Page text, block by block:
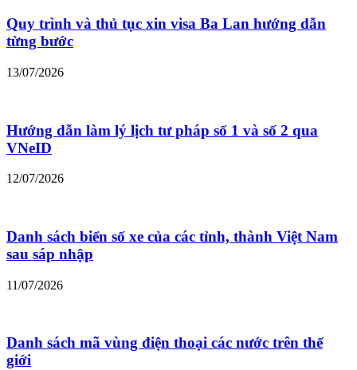
Quy trình và thủ tục xin visa Ba Lan hướng dẫn
từng bước
13/07/2026
Hướng dẫn làm lý lịch tư pháp số 1 và số 2 qua
VNeID
12/07/2026
Danh sách biển số xe của các tỉnh, thành Việt Nam
sau sáp nhập
11/07/2026
Danh sách mã vùng điện thoại các nước trên thế
giới